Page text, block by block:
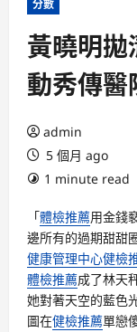
分數
黃曉明拋
動秀傳醫
admin
5 個月 ago
1 minute read
「體檢推薦用金錢
邊所有的過期甜甜
健康管理中心健檢
體檢推薦成了林天
她對著天空的藍色
圖在健檢推薦單戀